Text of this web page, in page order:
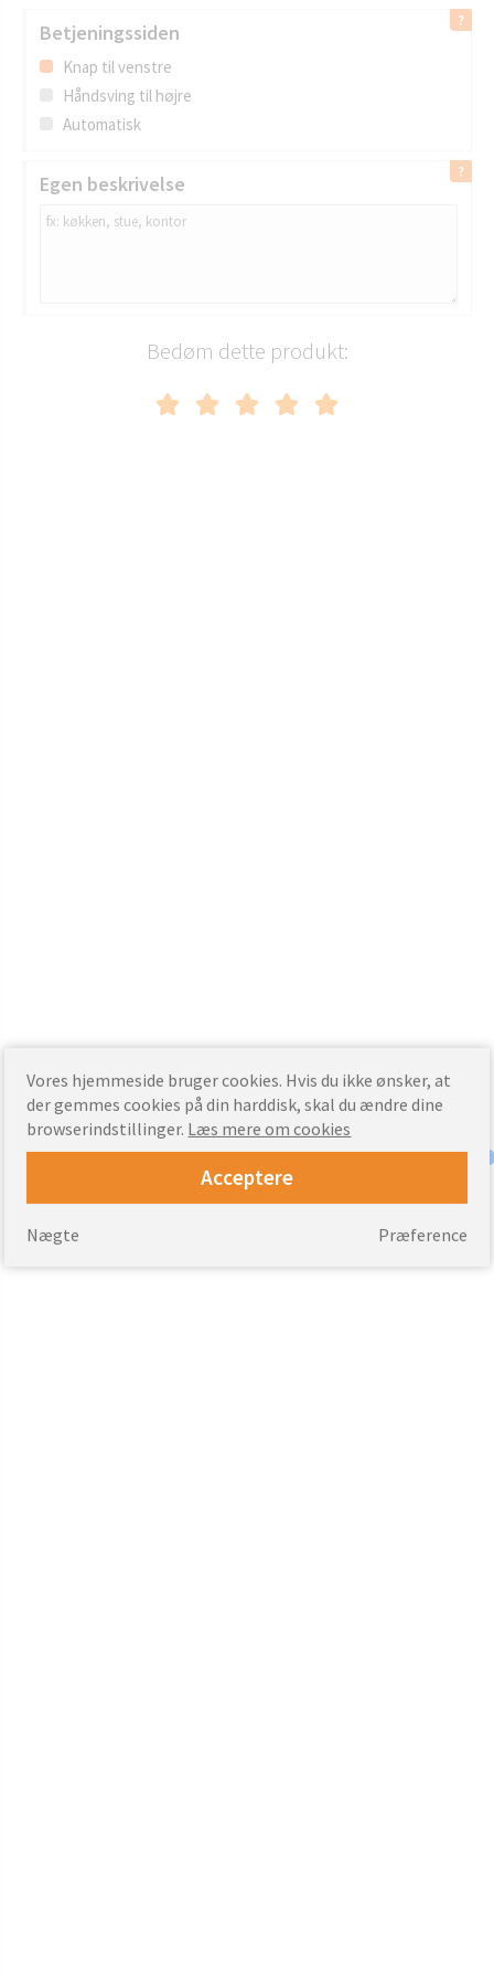
Betjeningssiden
Knap til venstre
Håndsving til højre
Automatisk
Egen beskrivelse
Bedøm dette produkt:
Vores hjemmeside bruger cookies. Hvis du ikke ønsker, at
der gemmes cookies på din harddisk, skal du ændre dine
browserindstillinger. Læs mere om cookies
Acceptere
Præference
Nægte